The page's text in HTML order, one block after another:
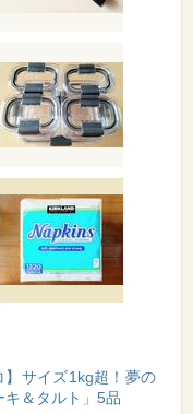
】サイズ1kg超！夢の
キ＆タルト」5品